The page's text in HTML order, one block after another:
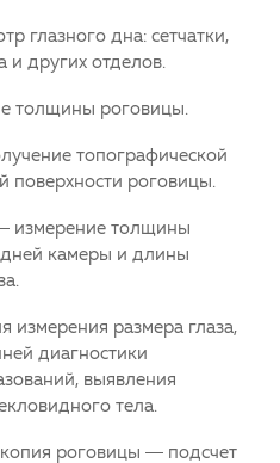
глазного дна: сетчатки,
и других отделов.
толщины роговицы.
топографической
поверхности роговицы.
измерение толщины
камеры и длины
размера глаза,
диагностики
выявления
тела.
роговицы — подсчет